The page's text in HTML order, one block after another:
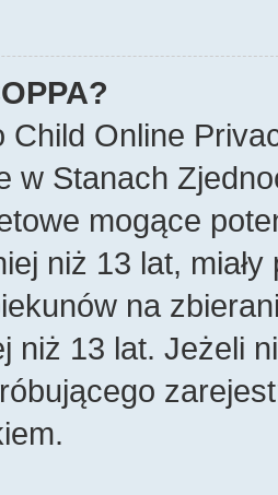
Child Online
w Stanach
mogące
niż 13 lat,
na
niż 13 lat. Jeżeli